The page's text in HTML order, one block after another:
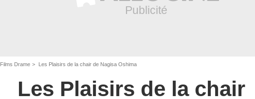
Films Drame Les Plaisirs de la chair de Nagisa Oshima
Les Plaisirs de la chair